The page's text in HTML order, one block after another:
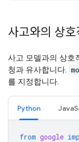
사고와의 상호
사고 모델과의 상호
청과 유사합니다.
를 지정합니다.
Python
from google